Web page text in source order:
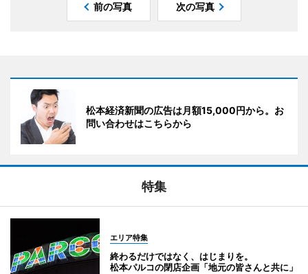
前の写真 次の写真
松本経済新聞の広告は月額15,000円から。お
問い合わせはこちらから
特集
エリア特集
終わるだけではなく、はじまりを。
松本パルコの閉店企画「地元の皆さんと共に」